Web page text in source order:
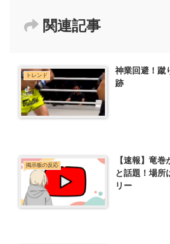
関連記事
トレンド
神業回避！蹴
跡
掲示板の反応
【速報】竜
と話題！場所
リー